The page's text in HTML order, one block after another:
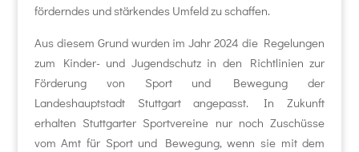
förderndes und stärkendes Umfeld zu schaffen.
Aus diesem Grund wurden im Jahr 2024 die Regelungen
zum Kinder- und Jugendschutz in den Richtlinien zur
Förderung von Sport und Bewegung der
Landeshauptstadt Stuttgart angepasst. In Zukunft
erhalten Stuttgarter Sportvereine nur noch Zuschüsse
vom Amt für Sport und Bewegung, wenn sie mit dem